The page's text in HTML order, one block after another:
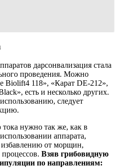
дарсонвализация стала
проведения. Можно
Biolift4 118», «Карат DE-212»,
есть и несколько других.
следует
нужно так же, как в
аппарата,
от морщин,
Взяв грибовидную
по направлениям: